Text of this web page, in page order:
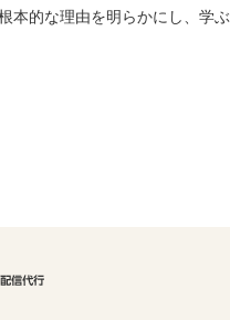
本的な理由を明らかにし、学